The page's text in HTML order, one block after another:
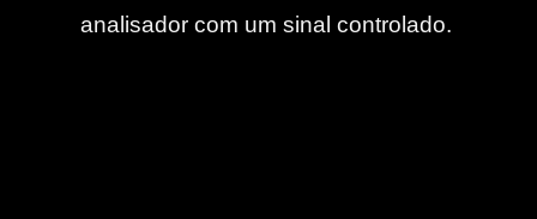
analisador com um sinal controlado.